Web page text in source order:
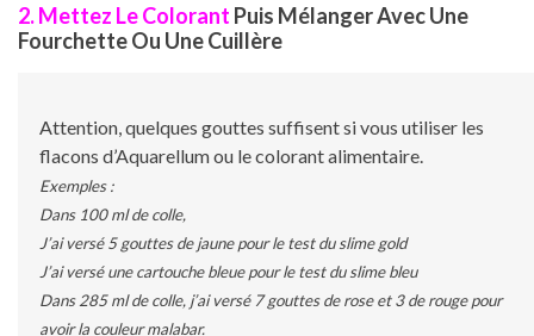
2. Mettez Le Colorant Puis Mélanger Avec Une
Fourchette Ou Une Cuillère
Attention, quelques gouttes suffisent si vous utiliser les
flacons d’Aquarellum ou le colorant alimentaire.
Exemples :
Dans 100 ml de colle,
J’ai versé 5 gouttes de jaune pour le test du slime gold
J’ai versé une cartouche bleue pour le test du slime bleu
Dans 285 ml de colle, j’ai versé 7 gouttes de rose et 3 de rouge pour
avoir la couleur malabar.